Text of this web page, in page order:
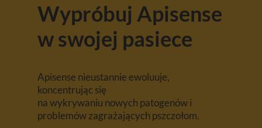
Wypróbuj Apisense
w swojej pasiece
Apisense nieustannie ewoluuje,
koncentrując się
na wykrywaniu nowych patogenów i
problemów zagrażających pszczołom.